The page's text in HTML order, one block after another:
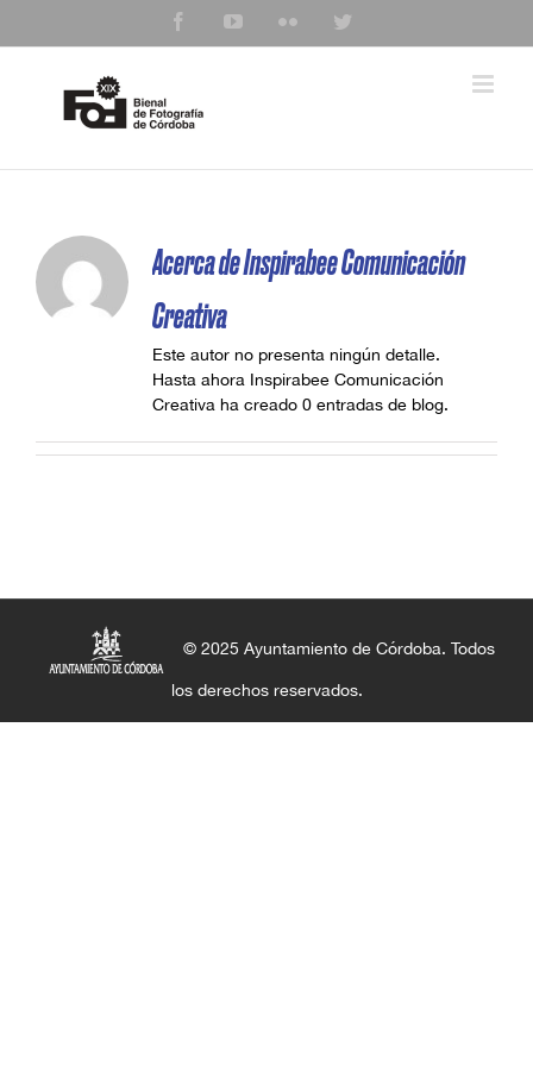
FacebookYouTubeFlickr
Acerca deInspirabee Comunicación
Creativa
Este autor no presenta ningún detalle.
Hasta ahora Inspirabee Comunicación
Creativa ha creado 0 entradas de blog.
© 2025 Ayuntamiento de Córdoba. Todos
los derechos reservados.